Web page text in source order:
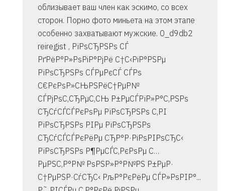
облизывает ваш член как эскимо, со всех
сторон. Порно фото миньета на этом этапе
особенно захватывают мужские. 0_d9db2
reiregist , РїРѕСЂРЅРѕ СЃ
РґРёР°Р»РѕРіР°РјРё С†С‹РіР°РЅРµ
РїРѕСЂРЅРѕ СЃРµРєСЃ СЃРѕ
С€РєРѕР»СЊРЅРёС†РµР№
СЃРјРѕС‚СЂРµС‚СЊ Р±РµСЃРїР»Р°С‚РЅРѕ
СЂСѓСЃСЃРєРѕРµ РїРѕСЂРЅРѕ С‚РІ
РїРѕСЂРЅРѕ РІРµ РїРѕСЂРЅРѕ
СЂСѓСЃСЃРєРёРµ СЂР°Р·РіРѕРІРѕСЂС‹
РїРѕСЂРЅРѕ Р¶РµСЃС‚РєРѕРµ С…
РµРЅС‚Р°Р№ РѕРЅР»Р°Р№РЅ Р±РµР·
С†РµРЅР·СѓСЂС‹ РљР°РєРёРµ СЃР»РѕРІР°...